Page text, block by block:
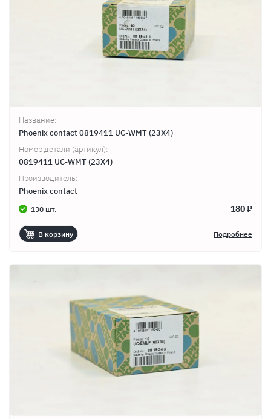
Название:
Phoenix contact 0819411 UC-WMT (23X4)
Номер детали (артикул):
0819411 UC-WMT (23X4)
Производитель:
Phoenix contact
130 шт. 180 ₽
В корзину Подробнее